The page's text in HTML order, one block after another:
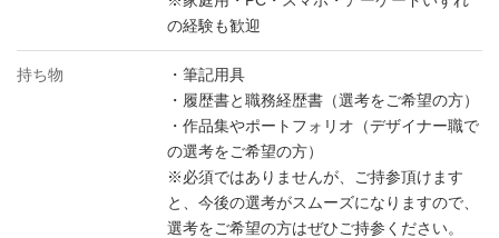
の経験も歓迎
持ち物
・筆記用具
・履歴書と職務経歴書（選考をご希望の方）
・作品集やポートフォリオ（デザイナー職で
の選考をご希望の方）
※必須ではありませんが、ご持参頂けます
と、今後の選考がスムーズになりますので、
選考をご希望の方はぜひご持参ください。